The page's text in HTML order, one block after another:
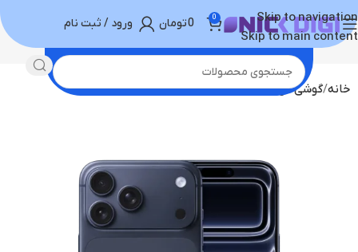
Skip to navigation
Skip to main content
0
0تومان ورود / ثبت نام
خانه گوشی موبایل خرید آیفون